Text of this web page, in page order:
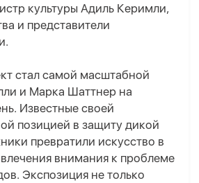
культуры Адиль Керимли,
и представители
стал самой масштабной
и Марка Шаттнер на
Известные своей
позицией в защиту дикой
превратили искусство в
внимания к проблеме
Экспозиция не только